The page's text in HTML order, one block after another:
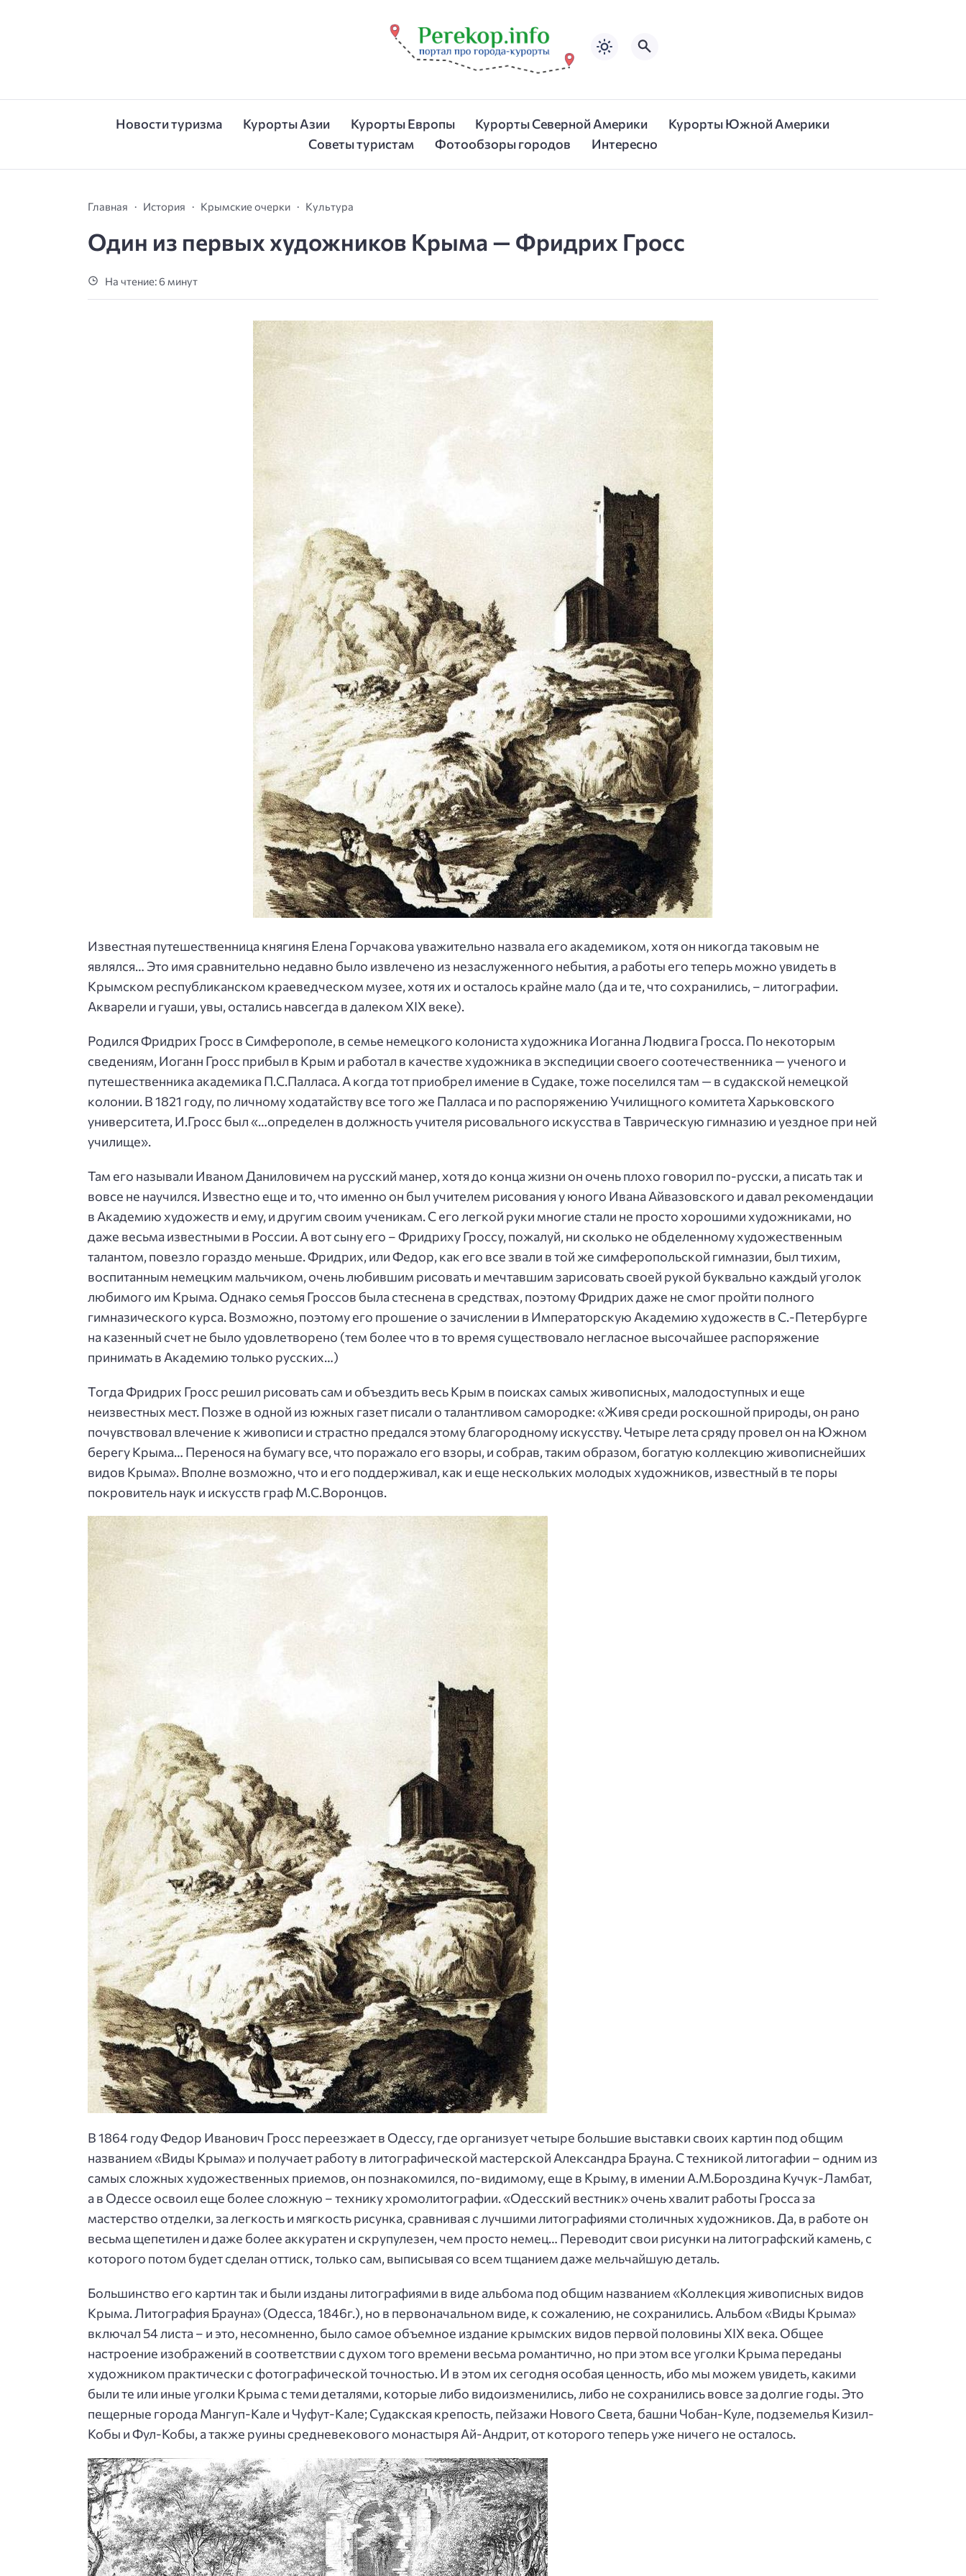
Новости туризма Курорты Азии Курорты Европы Курорты Северной Америки
Курорты Южной Америки
Советы туристам
Фотообзоры городов Интересно
Главная История Крымские очерки Культура
Один из первых художников Крыма — Фридрих Гросс
На чтение: 6 минут
Известная путешественница княгиня Елена Горчакова уважительно назвала его академиком, хотя он никогда таковым не
являлся… Это имя сравнительно недавно было извлечено из незаслуженного небытия, а работы его теперь можно увидеть в
Крымском республиканском краеведческом музее, хотя их и осталось крайне мало (да и те, что сохранились, – литографии.
Акварели и гуаши, увы, остались навсегда в далеком XIX веке).
Родился Фридрих Гросс в Симферополе, в семье немецкого колониста художника Иоганна Людвига Гросса. По некоторым
сведениям, Иоганн Гросс прибыл в Крым и работал в качестве художника в экспедиции своего соотечественника — ученого и
путешественника академика П.С.Палласа. А когда тот приобрел имение в Судаке, тоже поселился там — в судакской немецкой
колонии. В 1821 году, по личному ходатайству все того же Палласа и по распоряжению Училищного комитета Харьковского
университета, И.Гросс был «…определен в должность учителя рисовального искусства в Таврическую гимназию и уездное при ней
училище».
Там его называли Иваном Даниловичем на русский манер, хотя до конца жизни он очень плохо говорил по-русски, а писать так и
вовсе не научился. Известно еще и то, что именно он был учителем рисования у юного Ивана Айвазовского и давал рекомендации
в Академию художеств и ему, и другим своим ученикам. С его легкой руки многие стали не просто хорошими художниками, но
даже весьма известными в России. А вот сыну его – Фридриху Гроссу, пожалуй, ни сколько не обделенному художественным
талантом, повезло гораздо меньше. Фридрих, или Федор, как его все звали в той же симферопольской гимназии, был тихим,
воспитанным немецким мальчиком, очень любившим рисовать и мечтавшим зарисовать своей рукой буквально каждый уголок
любимого им Крыма. Однако семья Гроссов была стеснена в средствах, поэтому Фридрих даже не смог пройти полного
гимназического курса. Возможно, поэтому его прошение о зачислении в Императорскую Академию художеств в С.-Петербурге
на казенный счет не было удовлетворено (тем более что в то время существовало негласное высочайшее распоряжение
принимать в Академию только русских…)
Тогда Фридрих Гросс решил рисовать сам и объездить весь Крым в поисках самых живописных, малодоступных и еще
неизвестных мест. Позже в одной из южных газет писали о талантливом самородке: «Живя среди роскошной природы, он рано
почувствовал влечение к живописи и страстно предался этому благородному искусству. Четыре лета сряду провел он на Южном
берегу Крыма… Перенося на бумагу все, что поражало его взоры, и собрав, таким образом, богатую коллекцию живописнейших
видов Крыма». Вполне возможно, что и его поддерживал, как и еще нескольких молодых художников, известный в те поры
покровитель наук и искусств граф М.С.Воронцов.
В 1864 году Федор Иванович Гросс переезжает в Одессу, где организует четыре большие выставки своих картин под общим
названием «Виды Крыма» и получает работу в литографической мастерской Александра Брауна. С техникой литогафии – одним из
самых сложных художественных приемов, он познакомился, по-видимому, еще в Крыму, в имении А.М.Бороздина Кучук-Ламбат,
а в Одессе освоил еще более сложную – технику хромолитографии. «Одесский вестник» очень хвалит работы Гросса за
мастерство отделки, за легкость и мягкость рисунка, сравнивая с лучшими литографиями столичных художников. Да, в работе он
весьма щепетилен и даже более аккуратен и скрупулезен, чем просто немец… Переводит свои рисунки на литографский камень, с
которого потом будет сделан оттиск, только сам, выписывая со всем тщанием даже мельчайшую деталь.
Большинство его картин так и были изданы литографиями в виде альбома под общим названием «Коллекция живописных видов
Крыма. Литография Брауна» (Одесса, 1846г.), но в первоначальном виде, к сожалению, не сохранились. Альбом «Виды Крыма»
включал 54 листа – и это, несомненно, было самое объемное издание крымских видов первой половины XIX века. Общее
настроение изображений в соответствии с духом того времени весьма романтично, но при этом все уголки Крыма переданы
художником практически с фотографической точностью. И в этом их сегодня особая ценность, ибо мы можем увидеть, какими
были те или иные уголки Крыма с теми деталями, которые либо видоизменились, либо не сохранились вовсе за долгие годы. Это
пещерные города Мангуп-Кале и Чуфут-Кале; Судакская крепость, пейзажи Нового Света, башни Чобан-Куле, подземелья Кизил-
Кобы и Фул-Кобы, а также руины средневекового монастыря Ай-Андрит, от которого теперь уже ничего не осталось.